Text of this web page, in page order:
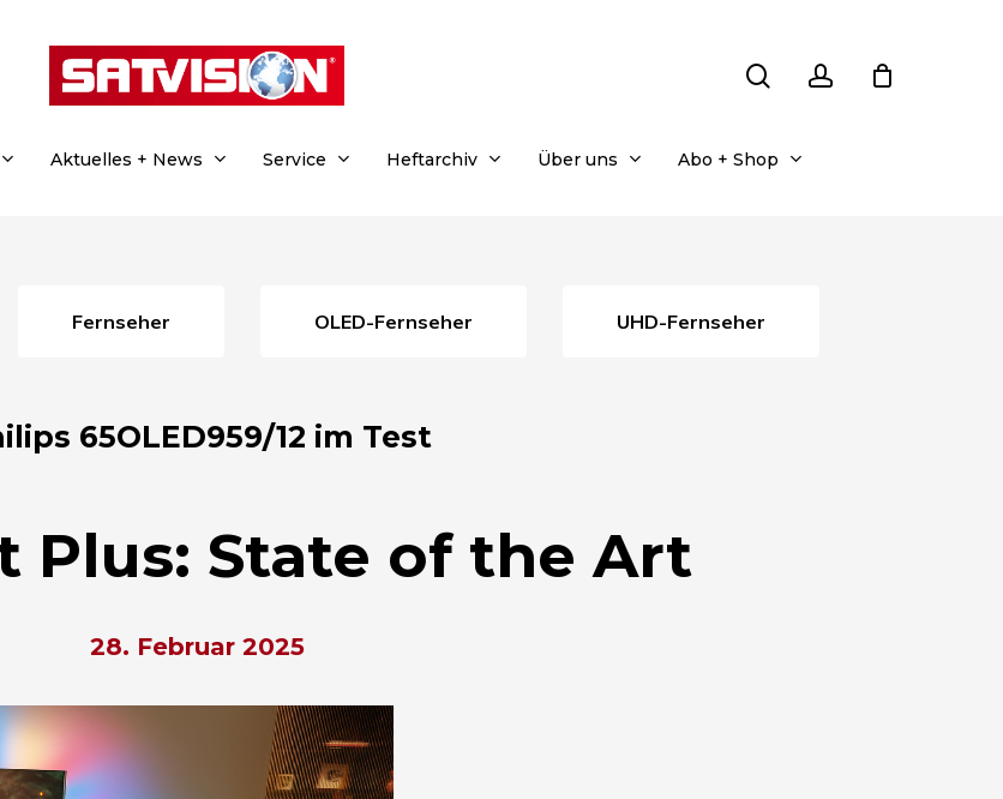
Aktuelles + News Service Heftarchiv Über uns Abo + Shop
Fernseher OLED-Fernseher UHD-Fernseher
65OLED959/12 im Test
Plus: State of the Art
28. Februar 2025